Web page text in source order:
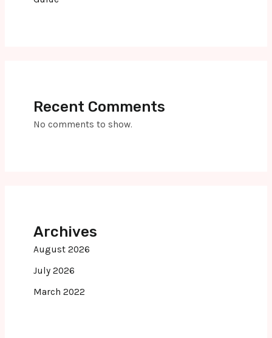
Recent Comments
No comments to show.
Archives
August 2026
July 2026
March 2022